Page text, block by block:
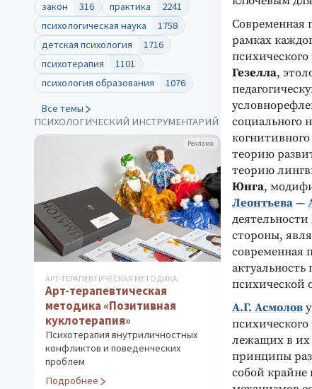
Современная
рамках
Гезелла,
социального
теорию
теорию
Юнга,
Леонтьева—
деятельности
стороны,
современная
психической
А.Г. Асмолов
лежащих в их
принципы
собой
закон 316 практика
2241
психологическая наука
1758
детская психология
1716
психотерапия
1101
психология образования
1076
Все темы
ПСИХОЛОГИЧЕСКИЙ ИНСТРУМЕНТАРИЙ
Реклама
АРТ-ТЕРАПЕВТИЧЕСКАЯ МЕТОДИКА
Арт-терапевтическая
методика «Позитивная
куклотерапия»
Психотерапия внутриличностных
конфликтов и поведенческих
проблем
Подробнее
LUSCHER
ОРИГИНАЛ
Цветовой
Оригинальный
анализ
Подробнее